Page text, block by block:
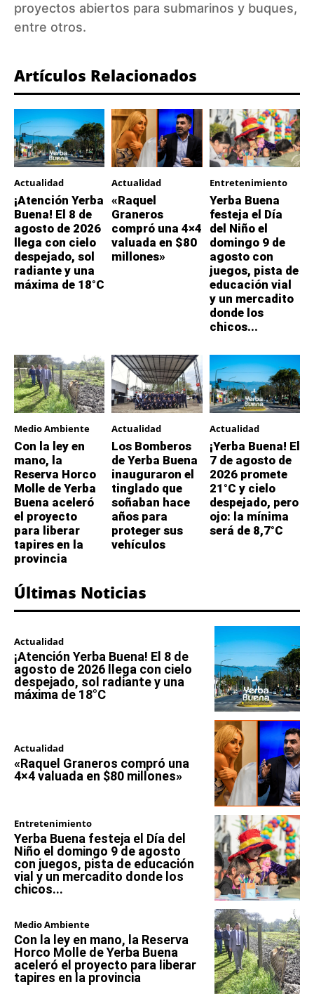
proyectos abiertos para submarinos y buques,
entre otros.
Artículos Relacionados
Actualidad
¡Atención Yerba
Buena! El 8 de
agosto de 2026
llega con cielo
despejado, sol
radiante y una
máxima de 18°C
Actualidad
«Raquel
Graneros
compró una 4×4
valuada en $80
millones»
Entretenimiento
Yerba Buena
festeja el Día
del Niño el
domingo 9 de
agosto con
juegos, pista de
educación vial
y un mercadito
donde los
chicos...
Medio Ambiente
Con la ley en
mano, la
Reserva Horco
Molle de Yerba
Buena aceleró
el proyecto
para liberar
tapires en la
provincia
Actualidad
Los Bomberos
de Yerba Buena
inauguraron el
tinglado que
soñaban hace
años para
proteger sus
vehículos
Actualidad
¡Yerba Buena! El
7 de agosto de
2026 promete
21°C y cielo
despejado, pero
ojo: la mínima
será de 8,7°C
Últimas Noticias
Actualidad
¡Atención Yerba Buena! El 8 de
agosto de 2026 llega con cielo
despejado, sol radiante y una
máxima de 18°C
Actualidad
«Raquel Graneros compró una
4×4 valuada en $80 millones»
Entretenimiento
Yerba Buena festeja el Día del
Niño el domingo 9 de agosto
con juegos, pista de educación
vial y un mercadito donde los
chicos...
Medio Ambiente
Con la ley en mano, la Reserva
Horco Molle de Yerba Buena
aceleró el proyecto para liberar
tapires en la provincia